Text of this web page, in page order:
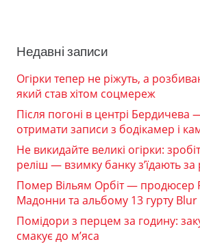
Недавні записи
Огірки тепер не ріжуть, а
який став хітом соцмереж
Після погоні в центрі Бердичева
отримати записи з бодікамер і
Не викидайте великі огірки:
реліш — взимку банку з’їдають за
Помер Вільям Орбіт — продюсер
Мадонни та альбому 13 гурту Blur
Помідори з перцем за годину:
смакує до м’яса